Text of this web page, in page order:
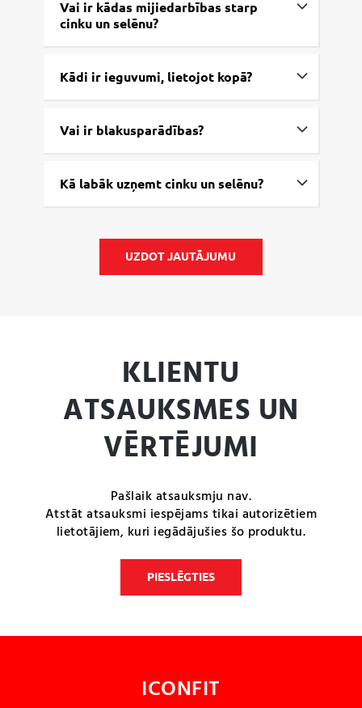
Vai ir kādas mijiedarbības starp
cinku un selēnu?
Kādi ir ieguvumi, lietojot kopā?
Vai ir blakusparādības?
Kā labāk uzņemt cinku un selēnu?
UZDOT JAUTĀJUMU
KLIENTU
ATSAUKSMES UN
VĒRTĒJUMI
Pašlaik atsauksmju nav.
Atstāt atsauksmi iespējams tikai autorizētiem
lietotājiem, kuri iegādājušies šo produktu.
PIESLĒGTIES
ICONFIT